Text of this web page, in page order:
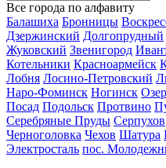
Все города по алфавиту
Балашиха Бронницы
Дзержинский Долгопрудный
Жуковский Звенигород
Котельники Красноармейск
Лобня Лосино-Петровский
Наро-Фоминск Ногинск
Посад Подольск Протвино
Серебряные Пруды Серпухов
Черноголовка Чехов Шатура
Электросталь пос.